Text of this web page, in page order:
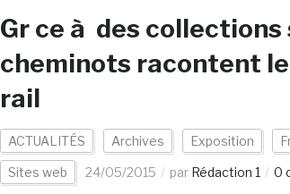
Gr ce à des collections
cheminots racontent
rail
ACTUALITÉS Archives Exposition
Sites web 24/05/2015 par Rédaction 1 0